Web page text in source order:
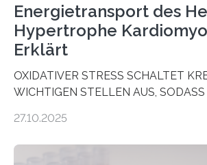
Energietransport des
Hypertrophe
Erklärt
OXIDATIVER STRESS SCHALTET
WICHTIGEN STELLEN AUS,
aus dem Deutschen Zentrum für
im Journal Circulation, warum der
27.10.2025